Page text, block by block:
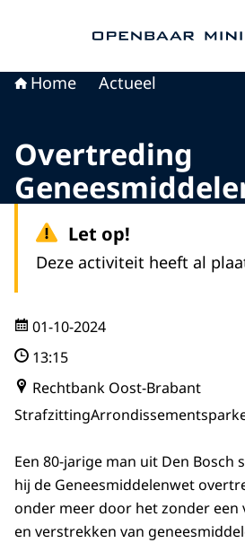
Home Actueel
Overtreding
Let op!
Deze activiteit heeft al
01-10-2024
13:15
Rechtbank Oost-Brabant
Strafzitting
Een 80-jarige man uit Den
hij de Geneesmiddelenwet
onder meer door het zonder
en verstrekken van